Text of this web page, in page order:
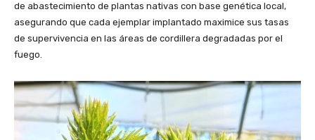
de abastecimiento de plantas nativas con base genética local,
asegurando que cada ejemplar implantado maximice sus tasas
de supervivencia en las áreas de cordillera degradadas por el
fuego.